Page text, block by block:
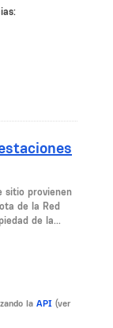
sitio provienen
de la Red
de la...
la API (ver